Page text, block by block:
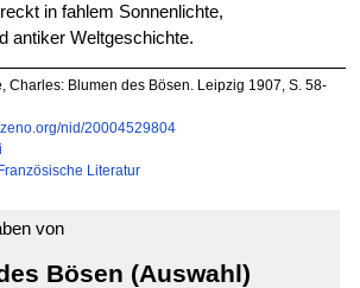
in fahlem Sonnenlichte,
antiker Weltgeschichte.
Charles: Blumen des Bösen. Leipzig 1907, S. 58-
nid/20004529804
Literatur
von
Bösen (Auswahl)